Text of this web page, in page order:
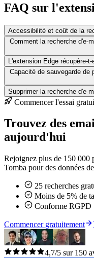
FAQ sur
Accessibilité et coût de la
Comment la recherche d'e-
L'extension Edge
Capacité de sauvegarde de
Supprimer la recherche d'e-
Commencer l'essai
Trouvez des
aujourd'hui
Rejoignez plus de 150 000
Tomba pour des données
25 recherches
Moins de 5% de
Conforme RGPD
Commencer gratuitement
4,7/5 sur 150